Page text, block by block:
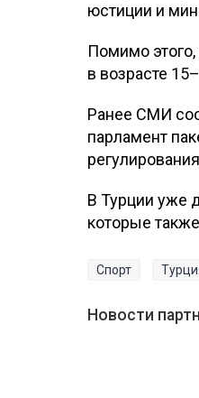
юстиции и
Помимо
в возрасте
Ранее СМИ
парламент
В Турции уже
которые
Спорт
Новости